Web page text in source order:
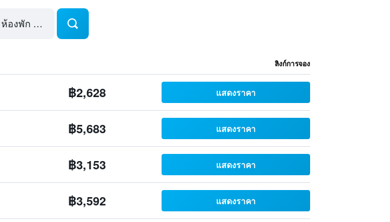
องพัก 1 ห้อง
ลิงก์การจอง
฿2,628 แสดงราคา
฿5,683 แสดงราคา
฿3,153 แสดงราคา
฿3,592 แสดงราคา